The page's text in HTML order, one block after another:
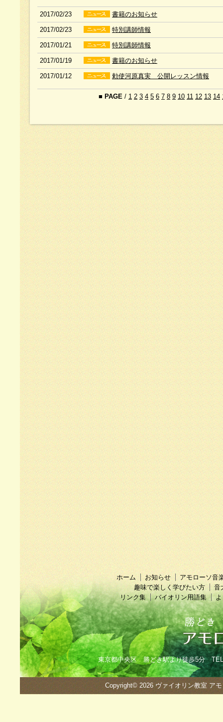
2017/02/23 書籍のお知らせ
2017/02/23 特別講師情報
2017/01/21 特別講師情報
2017/01/19 書籍のお知らせ
2017/01/12 勅使河原真実 公開レッスン情報
■ PAGE / 1 2 3 4 5 6 7 8 9 10 11 12 13 14
ホーム お知らせ
アモローソ音
趣味で楽しく学びたい方
音
リンク集
バイオリン用語集
東京都中央区 勝どき駅より徒歩5分
Copyright© 2026 ヴァイオリン教室 ア